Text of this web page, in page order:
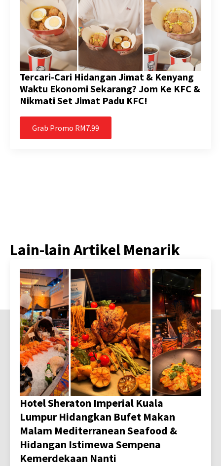
Tercari-Cari Hidangan Jimat & Kenyang
Waktu Ekonomi Sekarang? Jom Ke KFC &
Nikmati Set Jimat Padu KFC!
Grab Promo RM7.99
Lain-lain Artikel Menarik
Hotel Sheraton Imperial Kuala
Lumpur Hidangkan Bufet Makan
Malam Mediterranean Seafood &
Hidangan Istimewa Sempena
Kemerdekaan Nanti